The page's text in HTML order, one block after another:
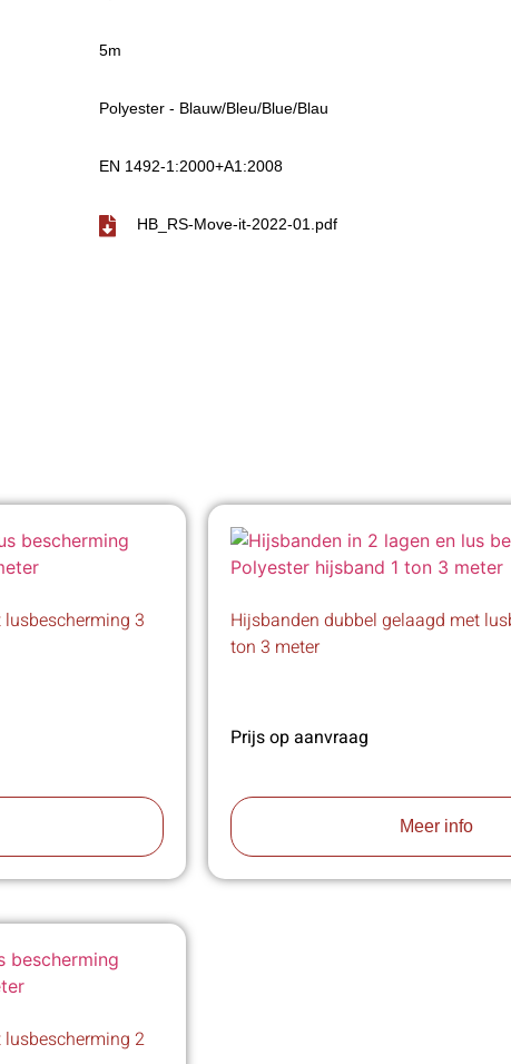
5m
Polyester - Blauw/Bleu/Blue/Blau
EN 1492-1:2000+A1:2008
HB_RS-Move-it-2022-01.pdf
3
Hijsbanden dubbel gelaagd met
ton 3 meter
Prijs op aanvraag
Meer info
2